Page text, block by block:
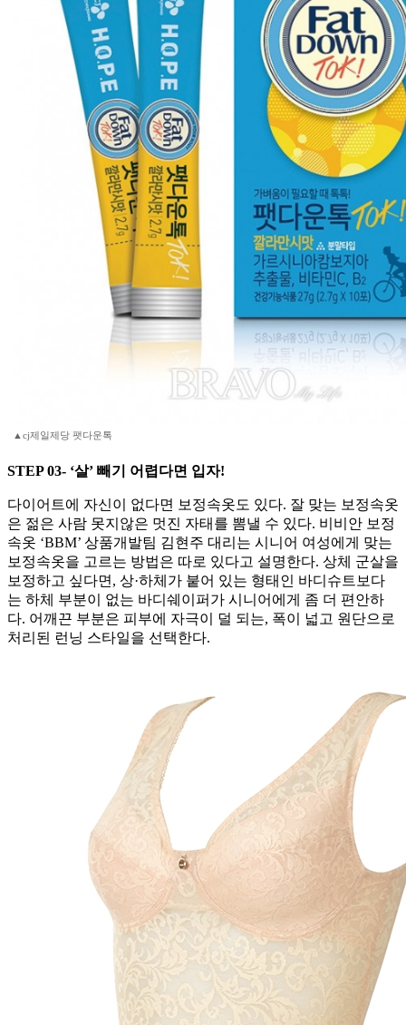
▲cj제일제당 팻다운톡
STEP 03- ‘살’ 빼기 어렵다면 입자!
다이어트에 자신이 없다면 보정속옷도 있다. 잘 맞는 보정속옷
은 젊은 사람 못지않은 멋진 자태를 뽐낼 수 있다. 비비안 보정
속옷 ‘BBM’ 상품개발팀 김현주 대리는 시니어 여성에게 맞는
보정속옷을 고르는 방법은 따로 있다고 설명한다. 상체 군살을
보정하고 싶다면, 상·하체가 붙어 있는 형태인 바디슈트보다
는 하체 부분이 없는 바디쉐이퍼가 시니어에게 좀 더 편안하
다. 어깨끈 부분은 피부에 자극이 덜 되는, 폭이 넓고 원단으로
처리된 런닝 스타일을 선택한다.